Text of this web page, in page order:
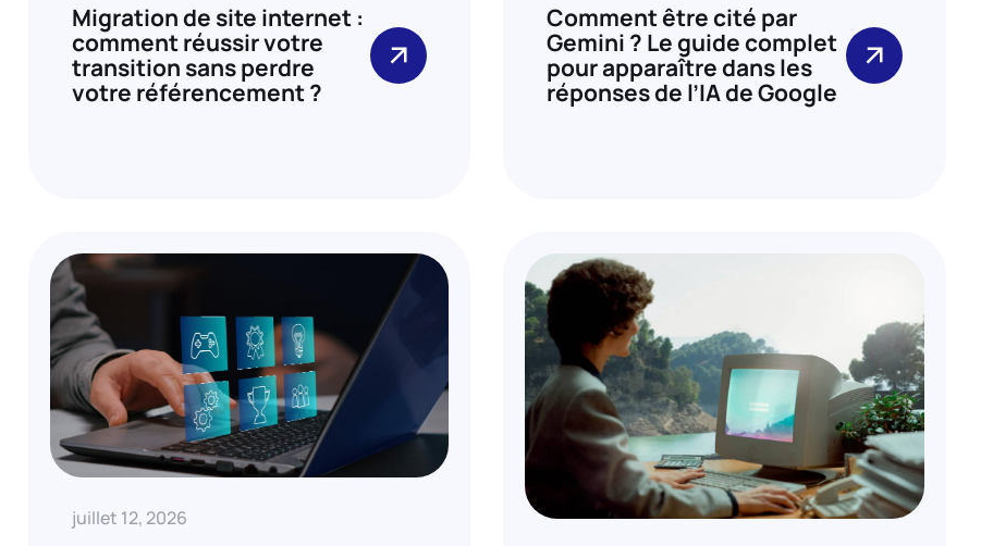
Migration de site internet :
comment réussir votre
transition sans perdre
votre référencement ?
Comment être cité par
Gemini ? Le guide complet
pour apparaître dans les
réponses de l’IA de Google
juillet 12, 2026